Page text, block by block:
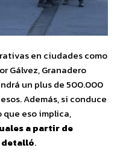
en ciudades como
Gálvez, Granadero
un plus de 500.000
Además, si conduce
eso implica,
a partir de
detalló.